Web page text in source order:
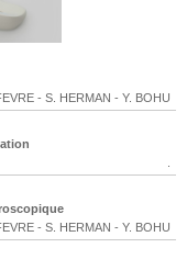
- S. HERMAN - Y. BOHU
- S. HERMAN - Y. BOHU